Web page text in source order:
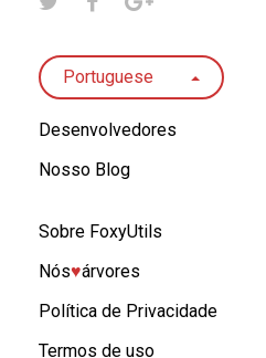
Portuguese
Desenvolvedores
Nosso Blog
Sobre FoxyUtils
Nós♥︎árvores
Política de Privacidade
Termos de uso